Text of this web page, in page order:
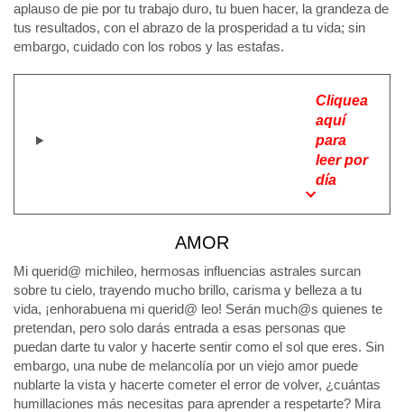
aplauso de pie por tu trabajo duro, tu buen hacer, la grandeza de
tus resultados, con el abrazo de la prosperidad a tu vida; sin
embargo, cuidado con los robos y las estafas.
Cliquea
aquí
para
leer por
día
AMOR
Mi querid@ michileo, hermosas influencias astrales surcan
sobre tu cielo, trayendo mucho brillo, carisma y belleza a tu
vida, ¡enhorabuena mi querid@ leo! Serán much@s quienes te
pretendan, pero solo darás entrada a esas personas que
puedan darte tu valor y hacerte sentir como el sol que eres. Sin
embargo, una nube de melancolía por un viejo amor puede
nublarte la vista y hacerte cometer el error de volver, ¿cuántas
humillaciones más necesitas para aprender a respetarte? Mira